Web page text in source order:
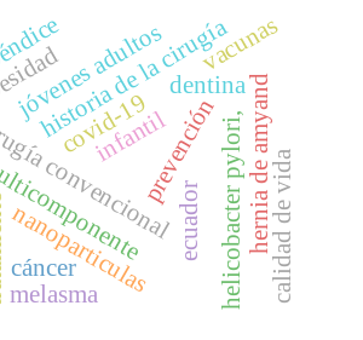
convencional
historia de la cirugía
ecuador
infantilprevención
nanoparticulas
dentina
helicobacter pylori,
jóvenes adultos
hernia de amyandcalidad de vida
covid-19
vacunas
cáncer
melasma